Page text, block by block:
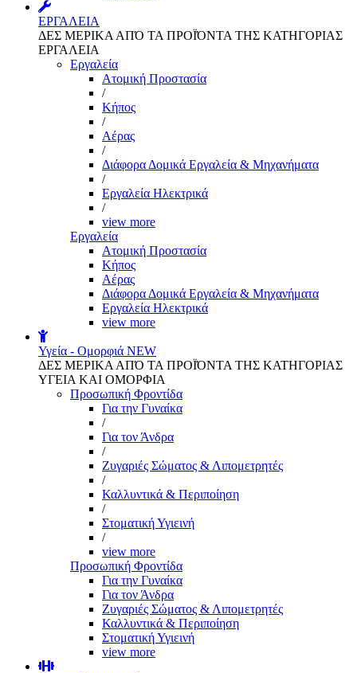
ΕΡΓΑΛΕΙΑ
ΔΕΣ ΜΕΡΙΚΑ ΑΠΌ ΤΑ ΠΡΟΪΌΝΤΑ ΤΗΣ ΚΑΤΗΓΟΡΙΑΣ
ΕΡΓΑΛΕΙΑ
Εργαλεία
Aτομική Προστασία
/
Kήπος
/
Αέρας
/
Διάφορα Δομικά Εργαλεία & Μηχανήματα
/
Εργαλεία Ηλεκτρικά
/
view more
Εργαλεία
Aτομική Προστασία
Kήπος
Αέρας
Διάφορα Δομικά Εργαλεία & Μηχανήματα
Εργαλεία Ηλεκτρικά
view more
Υγεία - Ομορφιά NEW
ΔΕΣ ΜΕΡΙΚΑ ΑΠΌ ΤΑ ΠΡΟΪΌΝΤΑ ΤΗΣ ΚΑΤΗΓΟΡΙΑΣ
ΥΓΕΙΑ ΚΑΙ ΟΜΟΡΦΙΑ
Προσωπική Φροντίδα
Για την Γυναίκα
/
Για τον Άνδρα
/
Ζυγαριές Σώματος & Λιπομετρητές
/
Καλλυντικά & Περιποίηση
/
Στοματική Υγιεινή
/
view more
Προσωπική Φροντίδα
Για την Γυναίκα
Για τον Άνδρα
Ζυγαριές Σώματος & Λιπομετρητές
Καλλυντικά & Περιποίηση
Στοματική Υγιεινή
view more